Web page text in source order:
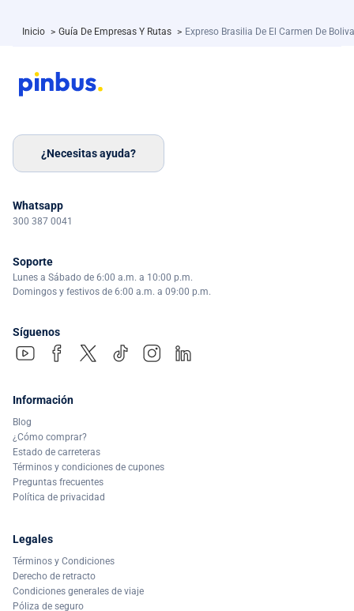
Inicio > Guía De Empresas Y Rutas > Expreso Brasilia De El Carmen De
¿Necesitas ayuda?
Whatsapp
300 387 0041
Soporte
Lunes a Sábado de 6:00 a.m. a 10:00 p.m.
Domingos y festivos de 6:00 a.m. a 09:00 p.m.
Síguenos
Información
Blog
¿Cómo comprar?
Estado de carreteras
Términos y condiciones de cupones
Preguntas frecuentes
Política de privacidad
Legales
Términos y Condiciones
Derecho de retracto
Condiciones generales de viaje
Póliza de seguro